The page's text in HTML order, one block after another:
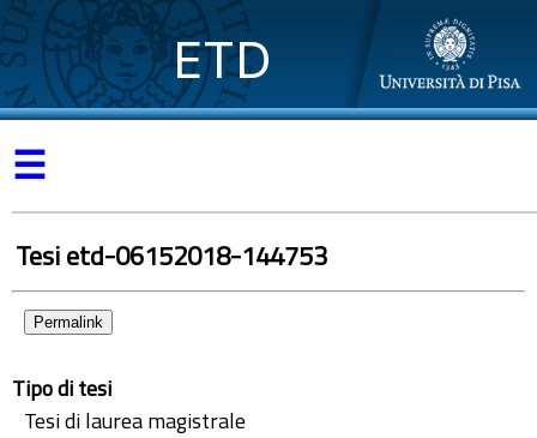
ETD
☰
Tesi etd-06152018-144753
Permalink
Tipo di tesi
Tesi di laurea magistrale